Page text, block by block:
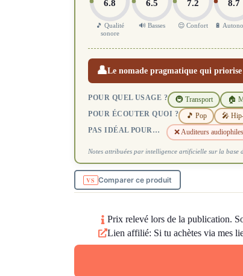
6.8
🎵 Qualité
sonore
6.5
🔊 Basses
7.2
😌 Confort
8.7
🔋
👤Le nomade pragmatique qui
POUR QUEL USAGE ? 🚇 Transport 🏠
POUR ÉCOUTER QUOI ? 🎵 Pop 🎤
PAS IDÉAL POUR… ❌ Auditeurs
Notes attribuées par intelligence artificielle sur la base
Comparer ce produit
Prix relevé lors de la publication.
Lien affilié: Si tu achètes via mes